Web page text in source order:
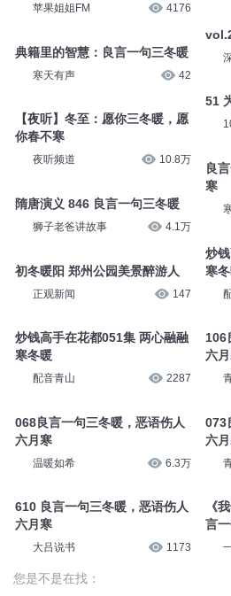
苹果姐姐FM 4176
典籍里的智慧：良言一句三冬暖
寒天有声 42
【夜听】冬至：愿你三冬暖，愿
你春不寒
夜听频道 10.8万
隋唐演义 846 良言一句三冬暖
狮子老爸讲故事 4.1万
初冬暖阳 郑州公园美景醉游人
正观新闻 147
炒钱高手在花都051集 两心融融
寒冬暖
配音青山 2287
068良言一句三冬暖，恶语伤人
六月寒
温暖如希 6.3万
610 良言一句三冬暖，恶语伤人
六月寒
大吕说书 1173
51
良
寒
炒
寒
106
六
073
六
《
言
您是不是在找：